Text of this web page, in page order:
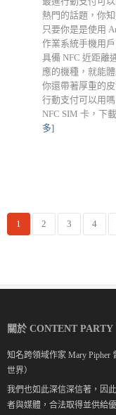
熱門的話題，你
只要你是是使用
作業系統手機用
具備 NFC 近距離
應的機種，就能
你還帶著厚重的
行動支付可以用
NFC SIM 卡，下
多]
1 2 3 4
關於 CONTENT PARTY
知名跨領域作家 Mary Pipher
世界）
我們也如此深信深信著，因
者與媒體，合法取得並供給